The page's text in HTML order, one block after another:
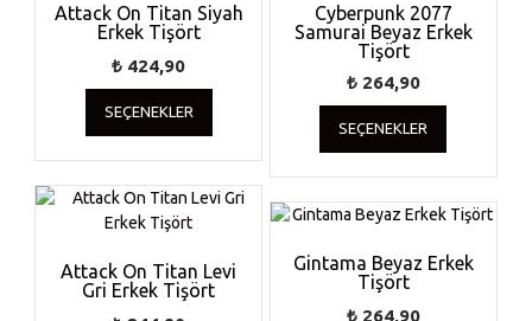
Attack On Titan Siyah
Erkek Tişört
₺ 424,90
SEÇENEKLER
Bu
birden
fazla
varyasyonu
ürün
sayfasından
Cyberpunk 2077
Samurai Beyaz Erkek
Tişört
₺264,90
SEÇENEKLER
Bu
birden
fazla
varyasyonu
Seçenekler
Attack On Titan Levi
Gri Erkek Tişört
Gintama Beyaz Erkek
Tişört
₺264,90